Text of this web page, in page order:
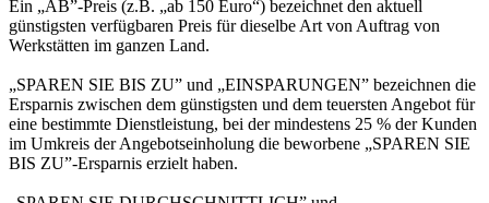
Ein „AB”-Preis (z.B. „ab 150 Euro“) bezeichnet den aktuell
günstigsten verfügbaren Preis für dieselbe Art von Auftrag von
Werkstätten im ganzen Land.
„SPAREN SIE BIS ZU” und „EINSPARUNGEN” bezeichnen die
Ersparnis zwischen dem günstigsten und dem teuersten Angebot für
eine bestimmte Dienstleistung, bei der mindestens 25 % der Kunden
im Umkreis der Angebotseinholung die beworbene „SPAREN SIE
BIS ZU”-Ersparnis erzielt haben.